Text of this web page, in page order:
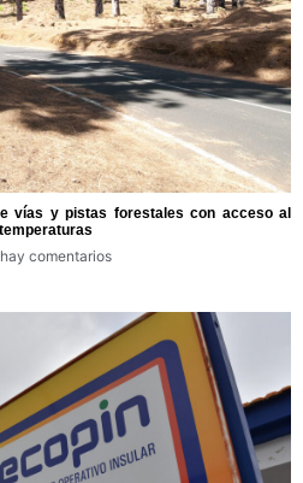
vías y pistas forestales con acceso al
comentarios